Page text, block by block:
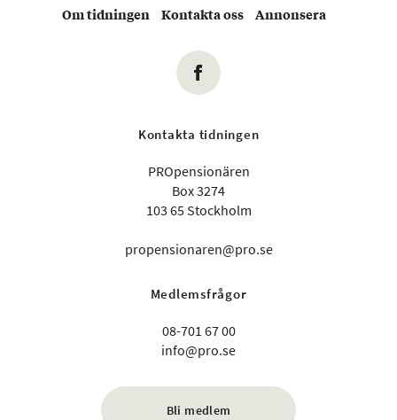
Om tidningen Kontakta oss Annonsera
Kontakta tidningen
PROpensionären
Box 3274
103 65 Stockholm
propensionaren@pro.se
Medlemsfrågor
08-701 67 00
info@pro.se
Bli medlem